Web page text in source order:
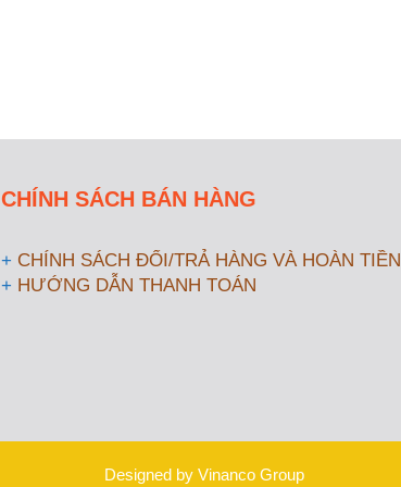
CHÍNH SÁCH BÁN HÀNG
+ CHÍNH SÁCH ĐỔI/TRẢ HÀNG VÀ HOÀN TIỀN
+ HƯỚNG DẪN THANH TOÁN
Designed by Vinanco Group